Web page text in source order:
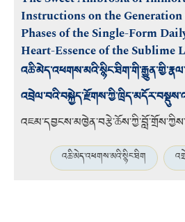
Instructions on the
Phases of the Single-Form
Heart-Essence of the Sublime
འཆི་མེད་འཕགས་མའི་སྙིང་ཐིག